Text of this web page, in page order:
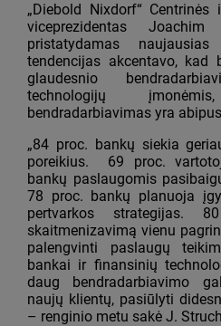
„Diebold Nixdorf“
viceprezidentas
pristatydamas
tendencijas akcentavo,
glaudesnio
technologijų
bendradarbiavimas yra
„84 proc. bankų siekia
poreikius. 69 proc.
bankų paslaugomis
78 proc. bankų planuoja
pertvarkos strategijas.
skaitmenizavimą vienu
palengvinti paslaugų
bankai ir finansinių
daug bendradarbiavimo
naujų klientų, pasiūlyti
– renginio metu sakė J.